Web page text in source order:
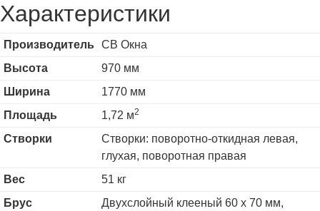
Характеристики
Производитель
СВ Окна
Высота
970 мм
Ширина
1770 мм
Площадь
1,72 м2
Створки
Створки: поворотно-откидная левая,
глухая, поворотная правая
Вес
51 кг
Брус
Двухслойный клееный 60 х 70 мм,